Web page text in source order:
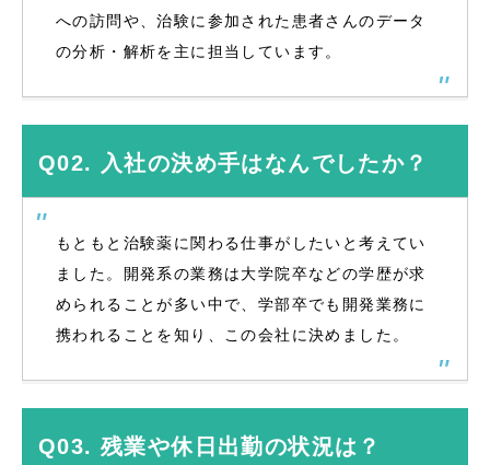
への訪問や、治験に参加された患者さんのデータ
の分析・解析を主に担当しています。
Q02. 入社の決め手はなんでしたか？
もともと治験薬に関わる仕事がしたいと考えてい
ました。開発系の業務は大学院卒などの学歴が求
められることが多い中で、学部卒でも開発業務に
携われることを知り、この会社に決めました。
Q03. 残業や休日出勤の状況は？